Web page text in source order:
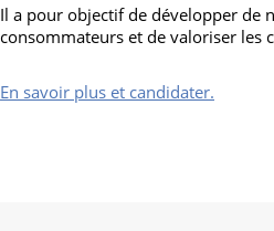
Il a pour objectif de développer de
consommateurs et de valoriser les
En savoir plus et candidater.